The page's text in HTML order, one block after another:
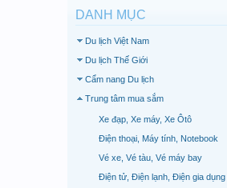
DANH MỤC
Du lịch Việt Nam
Du lịch Thế Giới
Cẩm nang Du lịch
Trung tâm mua sắm
Xe đạp, Xe máy, Xe Ôtô
Điện thoại, Máy tính, Notebook
Vé xe, Vé tàu, Vé máy bay
Điện tử, Điện lạnh, Điện gia dụng